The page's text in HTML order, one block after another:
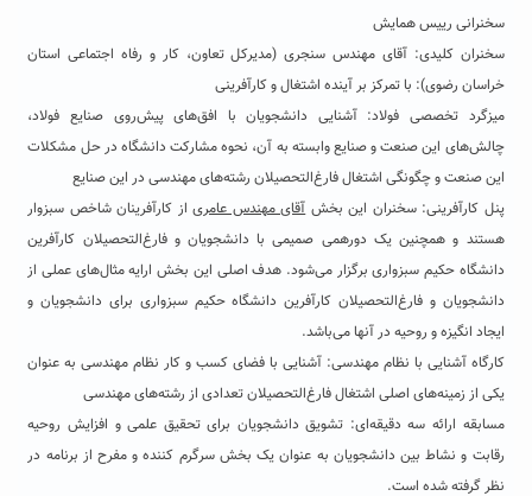
سخنرانی رییس همایش
سخنران کلیدی: آقای مهندس سنجری (مدیرکل تعاون، کار و رفاه اجتماعی استان
خراسان رضوی): با تمرکز بر آینده اشتغال و کارآفرینی
میزگرد تخصصی فولاد: آشنایی دانشجویان با افق‌های پیش‌روی صنایع فولاد،
چالش‌های این صنعت و صنایع وابسته به آن، نحوه مشارکت دانشگاه در حل مشکلات
این صنعت و چگونگی اشتغال فارغ‌التحصیلان رشته‌های مهندسی در این صنایع
پنل کارآفرینی: سخنران این بخشآقای مهندس عامریاز کارآفرینان شاخص سبزوار
هستند و همچنین یک دورهمی صمیمی با دانشجویان و فارغ‌التحصیلان کارآفرین
دانشگاه حکیم سبزواری برگزار می‌شود. هدف اصلی این بخش ارایه مثال‌های عملی از
دانشجویان و فارغ‌التحصیلان کارآفرین دانشگاه حکیم سبزواری برای دانشجویان و
ایجاد انگیزه و روحیه در آنها می‌باشد.
کارگاه آشنایی با نظام مهندسی: آشنایی با فضای کسب و کار نظام مهندسی به عنوان
یکی از زمینه‌های اصلی اشتغال فارغ‌التحصیلان تعدادی از رشته‌های مهندسی
مسابقه ارائه سه دقیقه‌ای: تشویق دانشجویان برای تحقیق علمی و افزایش روحیه
رقابت و نشاط بین دانشجویان به عنوان یک بخش سرگرم کننده و مفرح از برنامه در
نظر گرفته شده است.